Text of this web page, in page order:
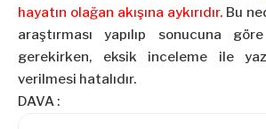
hayatın olağan akışına aykırıdır. Bu
araştırması yapılıp sonucuna
gerekirken, eksik inceleme ile
verilmesi hatalıdır.
DAVA :